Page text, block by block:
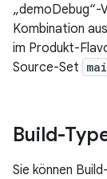
„demoDebug“-
Kombination
im Produkt-
Source-Set
Build-
Sie können